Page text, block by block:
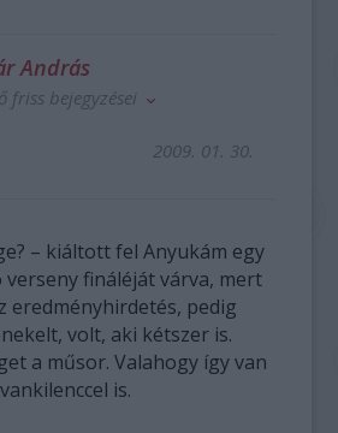
András
friss bejegyzései
2009. 01. 30.
– kiáltott fel Anyukám egy
fináléját várva, mert
eredményhirdetés, pedig
volt, aki kétszer is.
a műsor. Valahogy így van
is.